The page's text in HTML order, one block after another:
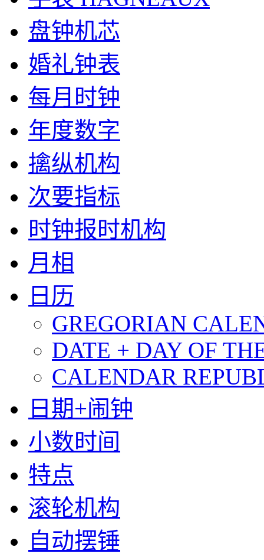
盘钟机芯
婚礼钟表
每月时钟
年度数字
擒纵机构
次要指标
时钟报时机构
月相
日历
GREGORIAN
DATE + DAY OF
CALENDAR
日期+闹钟
小数时间
特点
滚轮机构
自动摆锤